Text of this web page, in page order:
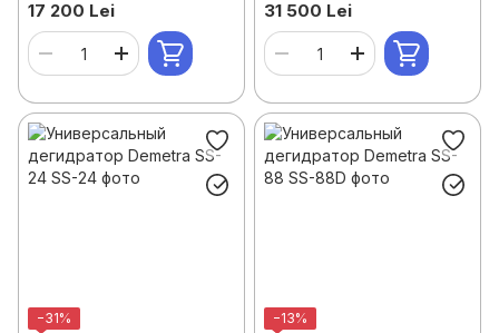
48
17 200 Lei
96
31 500 Lei
−31% −13%